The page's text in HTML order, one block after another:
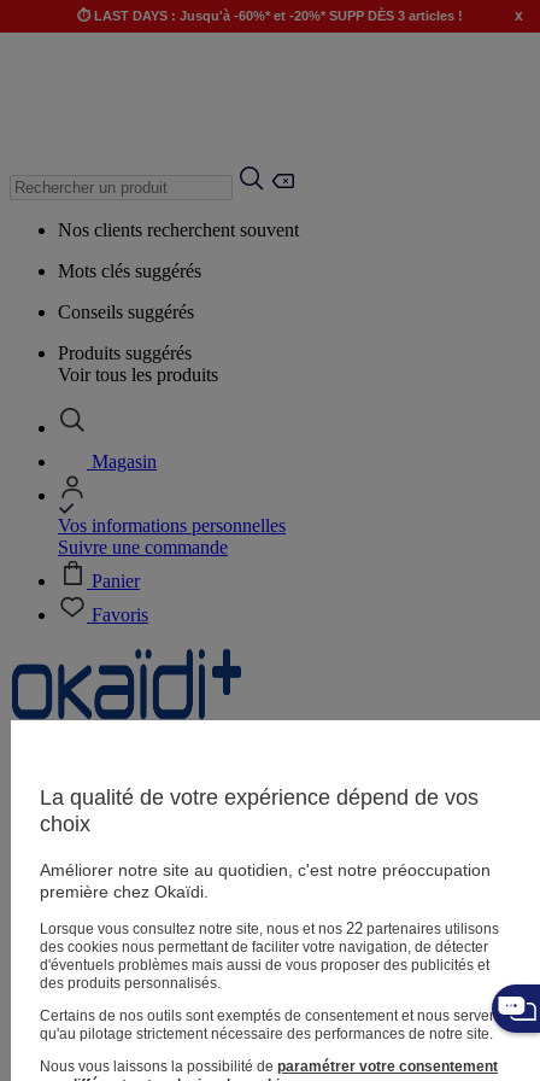
⏱️ LAST DAYS : Jusqu'à -60%* et -20%* SUPP DÈS 3 articles ! x
Nos clients recherchent souvent
Mots clés suggérés
Conseils suggérés
Produits suggérés
Voir tous les produits
Magasin
Vos informations personnelles
Suivre une commande
Panier
Favoris
Magasins
Aide et contact
Livraison
Retour
Bébé fille3 mois - 5 ans
La qualité de votre expérience dépend de vos
choix
Améliorer notre site au quotidien, c'est notre préoccupation
première chez Okaïdi.
Lorsque vous consultez notre site, nous et nos 22partenaires utilisons
des cookies nous permettant de faciliter votre navigation, de détecter
d'éventuels problèmes mais aussi de vous proposer des publicités et
des produits personnalisés.
Certains de nos outils sont exemptés de consentement et nous servent
qu'au pilotage strictement nécessaire des performances de notre site.
Nous vous laissons la possibilité de paramétrer votre consentement